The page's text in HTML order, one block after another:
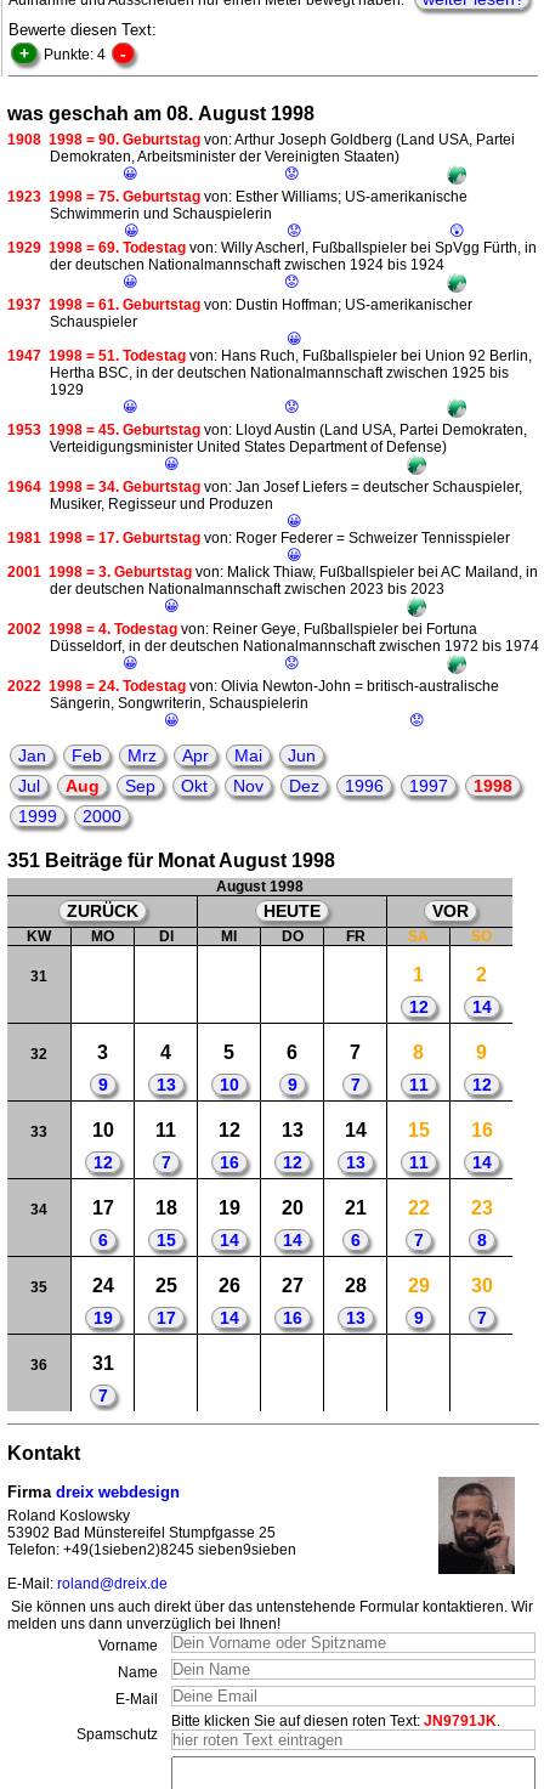
Bewerte diesen Text:
+ Punkte: 4 -
was geschah am 08. August 1998
1908 1998 = 90. Geburtstag von: Arthur Joseph Goldberg (Land USA, Partei
Demokraten, Arbeitsminister der Vereinigten Staaten)
😀
😟
1923 1998 = 75. Geburtstag von: Esther Williams; US-amerikanische
Schwimmerin und Schauspielerin
😀
😟
😲
1929 1998 = 69. Todestag von: Willy Ascherl, Fußballspieler bei SpVgg Fürth, in
der deutschen Nationalmannschaft zwischen 1924 bis 1924
😀
😟
1937 1998 = 61. Geburtstag von: Dustin Hoffman; US-amerikanischer
Schauspieler
😀
1947 1998 = 51. Todestag von: Hans Ruch, Fußballspieler bei Union 92 Berlin,
Hertha BSC, in der deutschen Nationalmannschaft zwischen 1925 bis
1929
😀
😟
1953 1998 = 45. Geburtstag von: Lloyd Austin (Land USA, Partei Demokraten,
Verteidigungsminister United States Department of Defense)
😀
1964 1998 = 34. Geburtstag von: Jan Josef Liefers = deutscher Schauspieler,
Musiker, Regisseur und Produzen
😀
1981 1998 = 17. Geburtstag von: Roger Federer = Schweizer Tennisspieler
😀
2001 1998 = 3. Geburtstag von: Malick Thiaw, Fußballspieler bei AC Mailand, in
der deutschen Nationalmannschaft zwischen 2023 bis 2023
😀
2002 1998 = 4. Todestag von: Reiner Geye, Fußballspieler bei Fortuna
Düsseldorf, in der deutschen Nationalmannschaft zwischen 1972 bis 1974
😀
😟
2022 1998 = 24. Todestag von: Olivia Newton-John = britisch-australische
Sängerin, Songwriterin, Schauspielerin
😀
😟
Jan Feb Mrz Apr Mai
Jun
Jul
Aug Sep Okt Nov Dez 1996 1997
1998
1999
2000
351 Beiträge für Monat August 1998
August 1998
ZURÜCK HEUTE VOR
KW MO DI MI DO FR SA SO
31 1
12
2
14
32 3
9
4
13
5
10
6
9
7
7
8
11
9
12
33 10
12
11
7
12
16
13
12
14
13
15
11
16
14
34 17
6
18
15
19
14
20
14
21
6
22
7
23
8
35 24
19
25
17
26
14
27
16
28
13
29
9
30
7
36 31
7
Kontakt
Firma dreix webdesign
Roland Koslowsky
53902 Bad Münstereifel Stumpfgasse 25
Telefon: +49(1sieben2)8245 sieben9sieben
E-Mail: roland@dreix.de
Sie können uns auch direkt über das untenstehende Formular kontaktieren. Wir
melden uns dann unverzüglich bei Ihnen!
Vorname
Name
E-Mail
Spamschutz
Bitte klicken Sie auf diesen roten Text: JN9791JK.